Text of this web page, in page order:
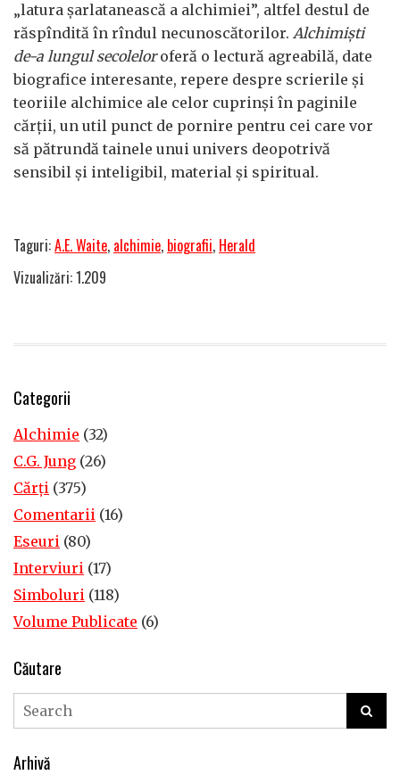
„latura șarlatanească a alchimiei”, altfel destul de
răspîndită în rîndul necunoscătorilor. Alchimiști
de-a lungul secoleloroferă o lectură agreabilă, date
biografice interesante, repere despre scrierile și
teoriile alchimice ale celor cuprinși în paginile
cărții, un util punct de pornire pentru cei care vor
să pătrundă tainele unui univers deopotrivă
sensibil și inteligibil, material și spiritual.
Taguri:A.E. Waite, alchimie, biografii, Herald
Vizualizări: 1.209
Categorii
Alchimie (32)
C.G. Jung (26)
Cărţi (375)
Comentarii (16)
Eseuri (80)
Interviuri (17)
Simboluri (118)
Volume Publicate (6)
Căutare
Arhivă